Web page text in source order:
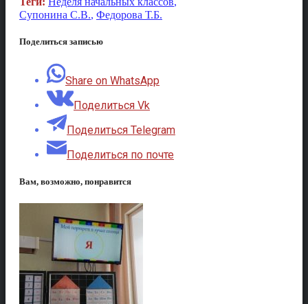
Супонина С.В., Федорова Т.Б.
Поделиться записью
Share on WhatsApp
Поделиться Vk
Поделиться Telegram
Поделиться по почте
Вам, возможно, понравится